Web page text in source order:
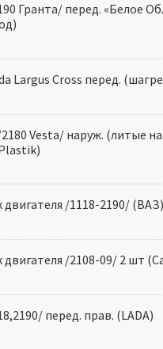
Гранта/ перед. «Белое
Largus Cross перед.
Vesta/ наруж. (литые
двигателя /1118-2190/ (ВАЗ)
двигателя /2108-09/ 2 шт
перед. прав. (LADA)